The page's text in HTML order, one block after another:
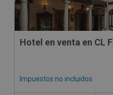
Hotel en venta en CL
Impuestos no incluidos